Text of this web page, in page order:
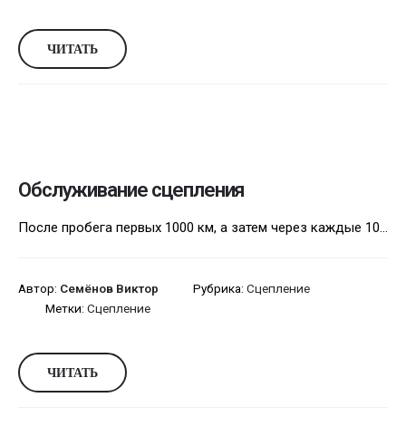
ЧИТАТЬ
Обслуживание сцепления
После пробега первых 1000 км, а затем через каждые 10...
Автор: Семёнов Виктор Рубрика: Сцепление
Метки: Сцепление
ЧИТАТЬ